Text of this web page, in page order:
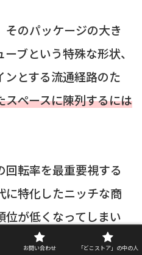
のパッケージの大き
ブという特殊な形状、
とする流通経路のた
スペースに陳列するには
回転率を最重要視する
に特化したニッチな商
位が低くなってしまい
お問い合わせ 「どこストア」の中の人